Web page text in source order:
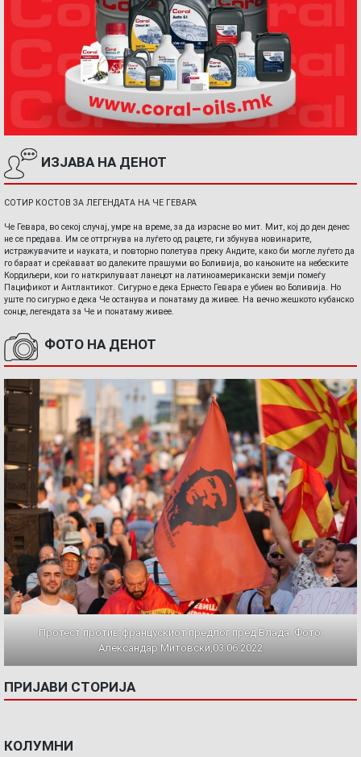
ИЗЈАВА НА ДЕНОТ
СОТИР КОСТОВ ЗА ЛЕГЕНДАТА НА ЧЕ ГЕВАРА
Че Гевара, во секој случај, умре на време, за да израсне во мит. Мит, кој до ден денес
не се предава. Им се оттргнува на луѓето од рацете, ги збунува новинарите,
истражувачите и науката, и повторно полетува преку Андите, како би могле луѓето да
го бараат и среќаваат во далеките прашуми во Боливија, во кањоните на небеските
Кордиљери, кои го наткрилуваат ланецот на латиноамерикански земји помеѓу
Пацификот и Антлантикот. Сигурно е дека Ернесто Гевара е убиен во Боливија. Но
уште по сигурно е дека Че останува и понатаму да живее. На вечно жешкото кубанско
сонце, легендата за Че и понатаму живее.
ФОТО НА ДЕНОТ
Протест против францускиот предлог пред Влада. Фото:
Александар Митовски,03.06.2022
ПРИЈАВИ СТОРИЈА
КОЛУМНИ